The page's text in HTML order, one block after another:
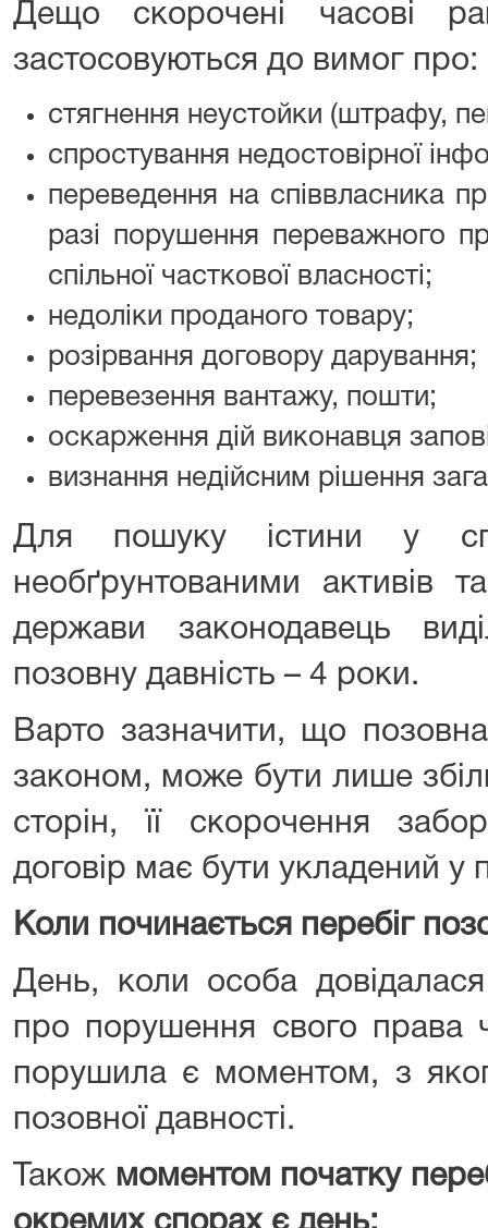
Дещо скорочені часові
застосовуються до вимог про:
стягнення неустойки (штрафу,
спростування недостовірної
переведення на співвласника
разі порушення переважного
спільної часткової власності;
недоліки проданого товару;
розірвання договору дарування;
перевезення вантажу, пошти;
оскарження дій виконавця
визнання недійсним рішення
Для пошуку істини у
необґрунтованими активів
держави законодавець
позовну давність – 4 роки.
Варто зазначити, що
законом, може бути лише
сторін, її скорочення
договір має бути укладений у
Коли починається перебіг
День, коли особа
про порушення свого права
порушила є моментом, з
позовної давності.
Також моментом початку